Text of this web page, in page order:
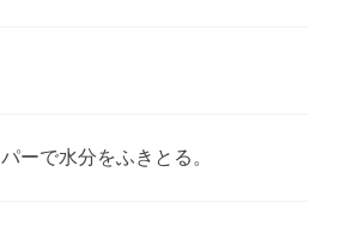
ーで水分をふきとる。